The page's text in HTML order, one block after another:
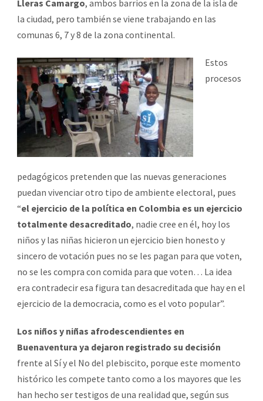
Lleras Camargo, ambos barrios en la zona de la isla de
la ciudad, pero también se viene trabajando en las
comunas 6, 7 y 8 de la zona continental.
Estos
procesos
pedagógicos pretenden que las nuevas generaciones
puedan vivenciar otro tipo de ambiente electoral, pues
“el ejercicio de la política en Colombia es un ejercicio
totalmente desacreditado, nadie cree en él, hoy los
niños y las niñas hicieron un ejercicio bien honesto y
sincero de votación pues no se les pagan para que voten,
no se les compra con comida para que voten… La idea
era contradecir esa figura tan desacreditada que hay en el
ejercicio de la democracia, como es el voto popular”.
Los niños y niñas afrodescendientes en
Buenaventura ya dejaron registrado su decisión
frente al Sí y el No del plebiscito, porque este momento
histórico les compete tanto como a los mayores que les
han hecho ser testigos de una realidad que, según sus